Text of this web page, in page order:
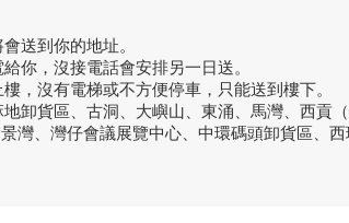
送到你的地址。
你，沒接電話會安排另一日送。
，沒有電梯或不方便停車，只能送到樓下。
卸貨區、古洞、大嶼山、東涌、馬灣、西貢
灣、灣仔會議展覽中心、中環碼頭卸貨區、